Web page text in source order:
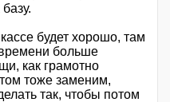
будет хорошо, там
больше
как грамотно
тоже заменим,
так, чтобы потом